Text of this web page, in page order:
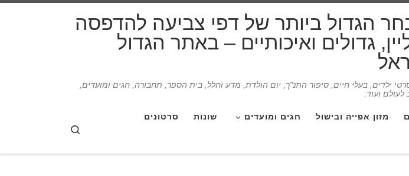
הגדול ביותר של דפי צביעה להדפסה
גדולים ואיכותיים – באתר הגדול
ילדים, בעלי חיים, סיפור התנ"ך, יום הולדת, מדע וחלל, בית הספר, תחבורה, חגים ומועדים,
לעולם ועוד.
מזון אפייה ובישול חגים ומועדים שונות סרטונים